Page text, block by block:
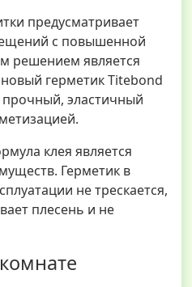
предусматривает
с повышенной
решением является
герметик Titebond
прочный, эластичный
клея является
Герметик в
не трескается,
плесень и не